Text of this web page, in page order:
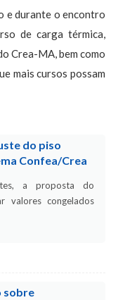
e durante o encontro
de carga térmica,
Crea-MA, bem como
mais cursos possam
do piso
Confea/Crea
a proposta do
valores congelados
sobre